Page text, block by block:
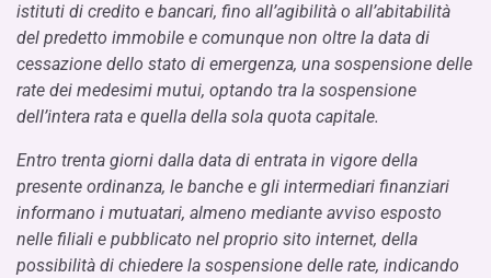
istituti di credito e bancari, fino all’agibilità o all’abitabilità
del predetto immobile e comunque non oltre la data di
cessazione dello stato di emergenza, una sospensione delle
rate dei medesimi mutui, optando tra la sospensione
dell’intera rata e quella della sola quota capitale.
Entro trenta giorni dalla data di entrata in vigore della
presente ordinanza, le banche e gli intermediari finanziari
informano i mutuatari, almeno mediante avviso esposto
nelle filiali e pubblicato nel proprio sito internet, della
possibilità di chiedere la sospensione delle rate, indicando